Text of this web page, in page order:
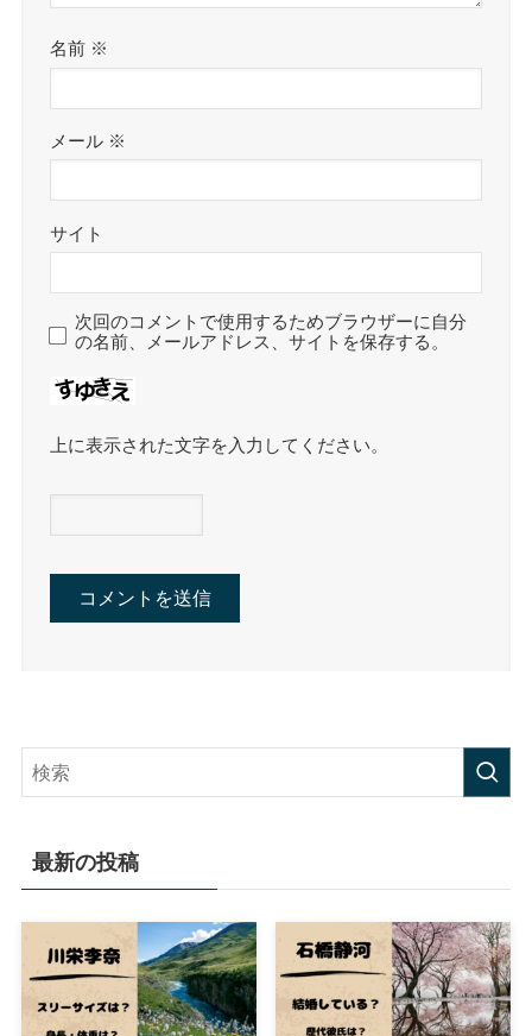
名前 ※
メール ※
サイト
次回のコメントで使用するためブラウザーに自分
の名前、メールアドレス、サイトを保存する。
上に表示された文字を入力してください。
最新の投稿